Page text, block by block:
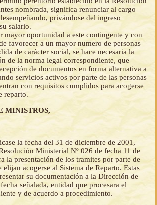
nombrada, significa renunciar al cargo
privándose del ingreso
salario.
mayor oportunidad a este contingente y con
favorecer a un mayor numero de personas
de carácter social, se hace necesaria la
de la norma legal correspondiente, que
de documentos en forma alternativa a
servicios activos por parte de las personas
con requisitos cumplidos para acogerse
reparto.
MINISTROS,
la fecha del 31 de diciembre de 2001,
Ministerial Nº 026 de fecha 11 de
la presentación de los tramites por parte de
elijan acogerse al Sistema de Reparto. Estas
su documentación a la Dirección de
señalada, entidad que procesara el
y de acuerdo a procedimiento.